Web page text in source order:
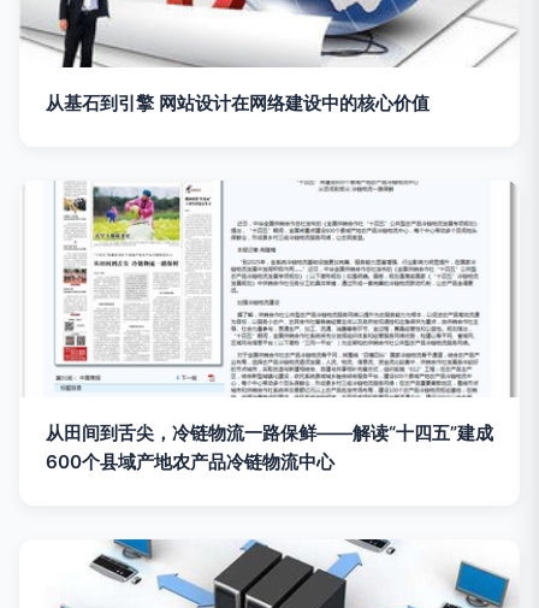
从基石到引擎 网站设计在网络建设中的核心价值
从田间到舌尖，冷链物流一路保鲜——解读“十四五”建成
600个县域产地农产品冷链物流中心